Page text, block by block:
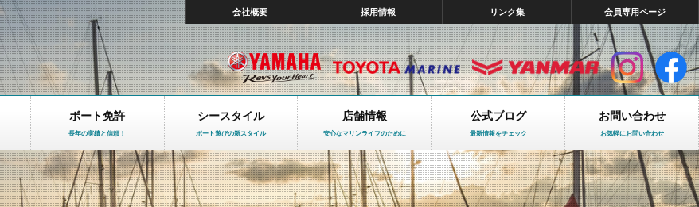
会社概要 採用情報 リンク集 会員専用ページ
ボート免許
長年の実績と信頼！
シースタイル
ボート遊びの新スタイル
店舗情報
安心なマリンライフのために
公式ブログ
最新情報をチェック
お問い合わせ
お気軽にお問い合わせ